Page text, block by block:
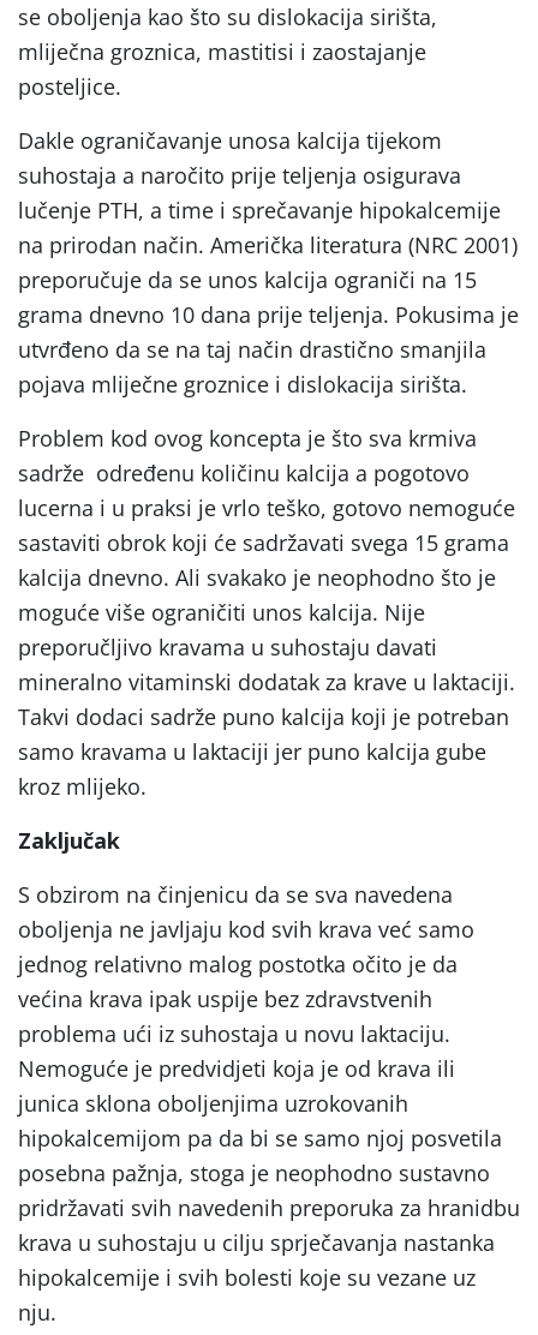
se oboljenja kao što su dislokacija sirišta,
mliječna groznica, mastitisi i zaostajanje
posteljice.
Dakle ograničavanje unosa kalcija tijekom
suhostaja a naročito prije teljenja osigurava
lučenje PTH, a time i sprečavanje hipokalcemije
na prirodan način. Američka literatura (NRC 2001)
preporučuje da se unos kalcija ograniči na 15
grama dnevno 10 dana prije teljenja. Pokusima je
utvrđeno da se na taj način drastično smanjila
pojava mliječne groznice i dislokacija sirišta.
Problem kod ovog koncepta je što sva krmiva
sadrže određenu količinu kalcija a pogotovo
lucerna i u praksi je vrlo teško, gotovo nemoguće
sastaviti obrok koji će sadržavati svega 15 grama
kalcija dnevno. Ali svakako je neophodno što je
moguće više ograničiti unos kalcija. Nije
preporučljivo kravama u suhostaju davati
mineralno vitaminski dodatak za krave u laktaciji.
Takvi dodaci sadrže puno kalcija koji je potreban
samo kravama u laktaciji jer puno kalcija gube
kroz mlijeko.
Zaključak
S obzirom na činjenicu da se sva navedena
oboljenja ne javljaju kod svih krava već samo
jednog relativno malog postotka očito je da
većina krava ipak uspije bez zdravstvenih
problema ući iz suhostaja u novu laktaciju.
Nemoguće je predvidjeti koja je od krava ili
junica sklona oboljenjima uzrokovanih
hipokalcemijom pa da bi se samo njoj posvetila
posebna pažnja, stoga je neophodno sustavno
pridržavati svih navedenih preporuka za hranidbu
krava u suhostaju u cilju sprječavanja nastanka
hipokalcemije i svih bolesti koje su vezane uz
nju.